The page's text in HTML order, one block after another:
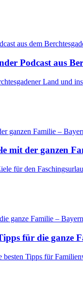
Podcast aus
Land und
mit der ganzen
für den
für die ganze
Tipps für